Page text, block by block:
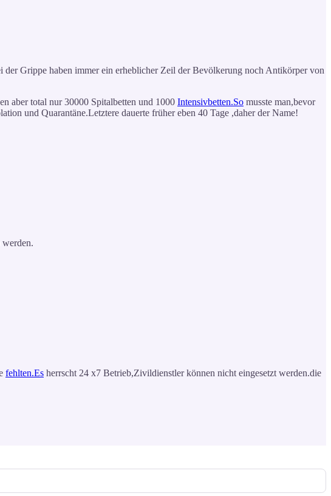
Grippe haben immer ein erheblicher Zeil der Bevölkerung noch Antikörper von
aber total nur 30000 Spitalbetten und 1000 Intensivbetten.So musste man,bevor
und Quarantäne.Letztere dauerte früher eben 40 Tage ,daher der Name!
werden.
fehlten.Es herrscht 24 x7 Betrieb,Zivildienstler können nicht eingesetzt werden.die